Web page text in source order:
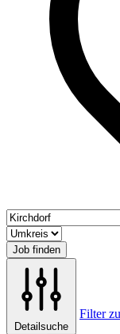
Job finden
Detailsuche
Filter